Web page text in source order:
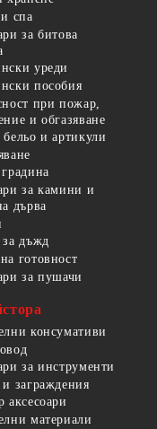
спа
за битова
уреди
пособия
при пожар,
и обгазяване
и артикули
за камини и
дърва
дъжд
готовност
за пушачи
консумативи
за инструменти
заграждения
аксесоари
материали